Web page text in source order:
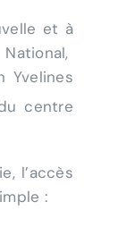
et à
Yvelines
centre
l’accès
: